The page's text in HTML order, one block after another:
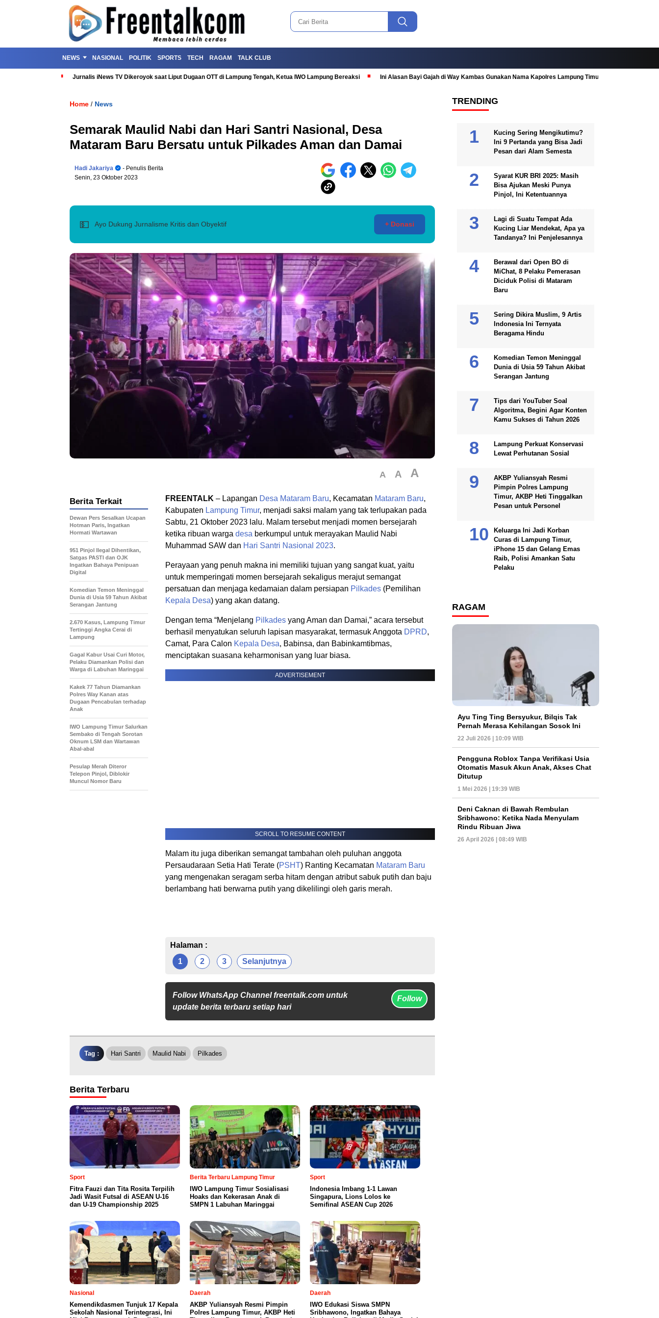
NEWS NASIONAL POLITIK SPORTS TECH RAGAM TALK CLUB
Jurnalis iNews TV Dikeroyok saat Liput Dugaan OTT di Lampung Tengah, Ketua IWO Lampung Bereaksi Ini Alasan Bayi Gajah di Way Kambas Gunakan Nama Kapolres Lampung Timur
Home / News
Semarak Maulid Nabi dan Hari Santri Nasional, Desa
Mataram Baru Bersatu untuk Pilkades Aman dan Damai
Hadi Jakariya
- Penulis Berita
Senin, 23 Oktober 2023
💵 Ayo Dukung Jurnalisme Kritis dan Obyektif + Donasi
A A A
FREENTALK – Lapangan Desa Mataram Baru, Kecamatan Mataram Baru,
Kabupaten Lampung Timur, menjadi saksi malam yang tak terlupakan pada
Sabtu, 21 Oktober 2023 lalu. Malam tersebut menjadi momen bersejarah
ketika ribuan warga desa berkumpul untuk merayakan Maulid Nabi
Muhammad SAW dan Hari Santri Nasional 2023.
Perayaan yang penuh makna ini memiliki tujuan yang sangat kuat, yaitu
untuk memperingati momen bersejarah sekaligus merajut semangat
persatuan dan menjaga kedamaian dalam persiapan Pilkades (Pemilihan
Kepala Desa) yang akan datang.
Dengan tema “Menjelang Pilkades yang Aman dan Damai,” acara tersebut
berhasil menyatukan seluruh lapisan masyarakat, termasuk Anggota DPRD,
Camat, Para Calon Kepala Desa, Babinsa, dan Babinkamtibmas,
menciptakan suasana keharmonisan yang luar biasa.
ADVERTISEMENT
SCROLL TO RESUME CONTENT
Malam itu juga diberikan semangat tambahan oleh puluhan anggota
Persaudaraan Setia Hati Terate (PSHT) Ranting Kecamatan Mataram Baru
yang mengenakan seragam serba hitam dengan atribut sabuk putih dan baju
berlambang hati berwarna putih yang dikelilingi oleh garis merah.
Halaman :
1
2 3 Selanjutnya
Follow WhatsApp Channel freentalk.com untuk
update berita terbaru setiap hari
Follow
Berita Terkait
Dewan Pers Sesalkan Ucapan
Hotman Paris, Ingatkan
Hormati Wartawan
951 Pinjol Ilegal Dihentikan,
Satgas PASTI dan OJK
Ingatkan Bahaya Penipuan
Digital
Komedian Temon Meninggal
Dunia di Usia 59 Tahun Akibat
Serangan Jantung
2.670 Kasus, Lampung Timur
Tertinggi Angka Cerai di
Lampung
Gagal Kabur Usai Curi Motor,
Pelaku Diamankan Polisi dan
Warga di Labuhan Maringgai
Kakek 77 Tahun Diamankan
Polres Way Kanan atas
Dugaan Pencabulan terhadap
Anak
IWO Lampung Timur Salurkan
Sembako di Tengah Sorotan
Oknum LSM dan Wartawan
Abal-abal
Pesulap Merah Diteror
Telepon Pinjol, Diblokir
Muncul Nomor Baru
Tag : Hari Santri Maulid Nabi Pilkades
Berita Terbaru
Sport
Fitra Fauzi dan Tita Rosita Terpilih
Jadi Wasit Futsal di ASEAN U-16
dan U-19 Championship 2025
Berita Terbaru Lampung Timur
IWO Lampung Timur Sosialisasi
Hoaks dan Kekerasan Anak di
SMPN 1 Labuhan Maringgai
Sport
Indonesia Imbang 1-1 Lawan
Singapura, Lions Lolos ke
Semifinal ASEAN Cup 2026
Nasional
Kemendikdasmen Tunjuk 17 Kepala
Sekolah Nasional Terintegrasi, Ini
Daerah
AKBP Yuliansyah Resmi Pimpin
Polres Lampung Timur, AKBP Heti
Daerah
IWO Edukasi Siswa SMPN
Sribhawono, Ingatkan Bahaya
TRENDING
Kucing Sering Mengikutimu?
Ini 9 Pertanda yang Bisa Jadi
Pesan dari Alam Semesta
Syarat KUR BRI 2025: Masih
Bisa Ajukan Meski Punya
Pinjol, Ini Ketentuannya
Lagi di Suatu Tempat Ada
Kucing Liar Mendekat, Apa ya
Tandanya? Ini Penjelesannya
Berawal dari Open BO di
MiChat, 8 Pelaku Pemerasan
Diciduk Polisi di Mataram
Baru
Sering Dikira Muslim, 9 Artis
Indonesia Ini Ternyata
Beragama Hindu
Komedian Temon Meninggal
Dunia di Usia 59 Tahun Akibat
Serangan Jantung
Tips dari YouTuber Soal
Algoritma, Begini Agar Konten
Kamu Sukses di Tahun 2026
Lampung Perkuat Konservasi
Lewat Perhutanan Sosial
AKBP Yuliansyah Resmi
Pimpin Polres Lampung
Timur, AKBP Heti Tinggalkan
Pesan untuk Personel
Keluarga Ini Jadi Korban
Curas di Lampung Timur,
iPhone 15 dan Gelang Emas
Raib, Polisi Amankan Satu
Pelaku
RAGAM
Ayu Ting Ting Bersyukur, Bilqis Tak
Pernah Merasa Kehilangan Sosok Ini
22 Juli 2026 | 10:09 WIB
Pengguna Roblox Tanpa Verifikasi Usia
Otomatis Masuk Akun Anak, Akses Chat
Ditutup
1 Mei 2026 | 19:39 WIB
Deni Caknan di Bawah Rembulan
Sribhawono: Ketika Nada Menyulam
Rindu Ribuan Jiwa
26 April 2026 | 08:49 WIB